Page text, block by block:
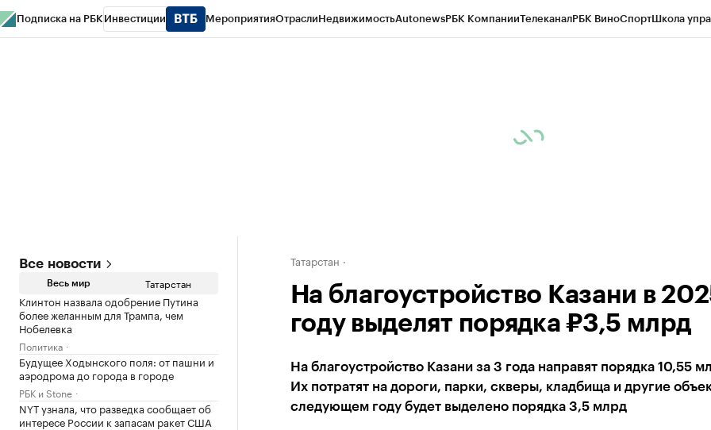
Подписка на РБК Инвестиции МероприятияОтраслиНедвижимостьAutonewsРБК КомпанииТелеканалРБК ВиноСпортШкола
Все новости
Весь мир Татарстан
Клинтон назвала одобрение Путина
более желанным для Трампа, чем
Нобелевка
Политика
Будущее Ходынского поля: от пашни и
аэродрома до города в городе
РБК и Stone
NYT узнала, что разведка сообщает об
интересе России к запасам ракет США
Татарстан
На благоустройство Казани в
году выделят порядка ₽3,5 млрд
На благоустройство Казани за 3 года направят порядка 10,55
Их потратят на дороги, парки, скверы, кладбища и другие
следующем году будет выделено порядка 3,5 млрд